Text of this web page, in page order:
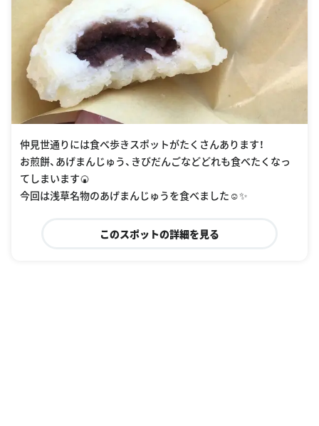
仲見世通りには食べ歩きスポットがたくさんあります！
お煎餅、あげまんじゅう、きびだんごなどどれも食べたくなっ
てしまいます🍘
今回は浅草名物のあげまんじゅうを食べました☺✨
このスポットの詳細を見る